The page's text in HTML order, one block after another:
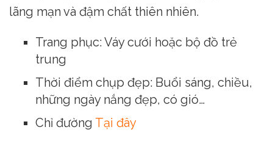
lãng mạn và đậm chất thiên nhiên.
Trang phục: Váy cưới hoặc bộ đồ trẻ
trung
Thời điểm chụp đẹp: Buổi sáng, chiều,
những ngày nắng đẹp, có gió…
Chỉ đường Tại đây